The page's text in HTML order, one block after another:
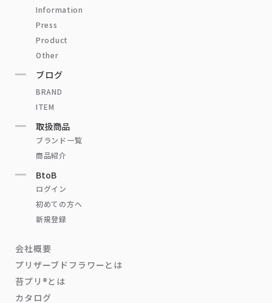
Information
Press
Product
Other
ブログ
BRAND
ITEM
取扱商品
ブランド一覧
商品紹介
BtoB
ログイン
初めての方へ
新規登録
会社概要
プリザーブドフラワーとは
苔プリ®とは
カタログ